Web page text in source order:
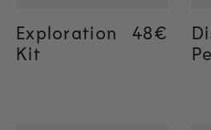
Exploration
Kit
Regular
48€
Regular
48€